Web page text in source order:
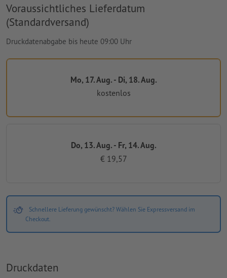
Voraussichtliches Lieferdatum
(Standardversand)
Druckdatenabgabe bis heute 09:00 Uhr
Mo, 17. Aug. - Di, 18. Aug.
kostenlos
Do, 13. Aug. - Fr, 14. Aug.
€ 19,57
Schnellere Lieferung gewünscht? Wählen Sie Expressversand im
Checkout.
Druckdaten